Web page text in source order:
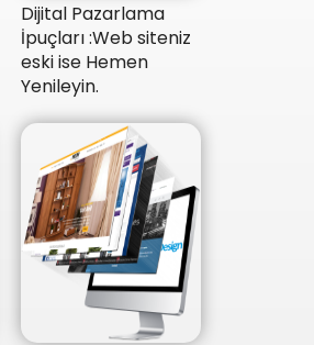
Dijital Pazarlama
İpuçları :Web siteniz
eski ise Hemen
Yenileyin.